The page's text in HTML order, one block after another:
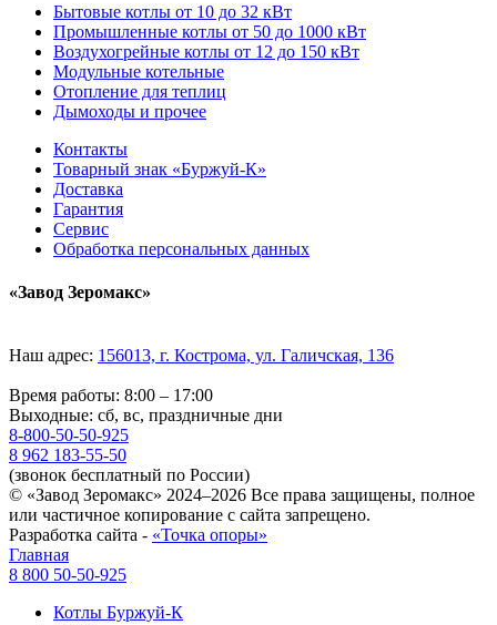
Бытовые котлы от 10 до 32 кВт
Промышленные котлы от 50 до 1000 кВт
Воздухогрейные котлы от 12 до 150 кВт
Модульные котельные
Отопление для теплиц
Дымоходы и прочее
Контакты
Товарный знак «Буржуй-К»
Доставка
Гарантия
Сервис
Обработка персональных данных
«Завод Зеромакс»
Наш адрес: 156013, г. Кострома, ул. Галичская, 136
Время работы: 8:00 – 17:00
Выходные: сб, вс, праздничные дни
8-800-50-50-925
8 962 183-55-50
(звонок бесплатный по России)
© «Завод Зеромакс» 2024–2026 Все права защищены, полное
или частичное копирование с сайта запрещено.
Разработка сайта - «Точка опоры»
Главная
8 800 50-50-925
Котлы Буржуй-К